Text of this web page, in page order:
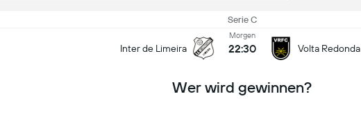
Serie C
Inter de Limeira
Morgen
22:30 Volta Redonda
Wer wird gewinnen?